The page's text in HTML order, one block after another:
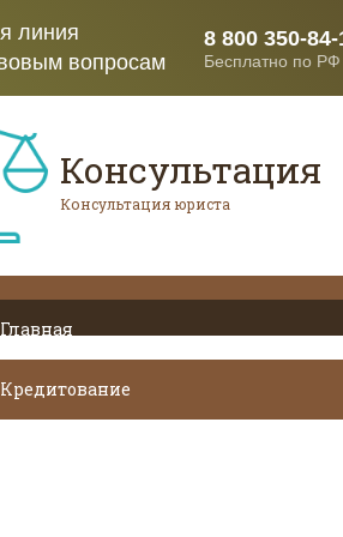
Консультация
Консультация юриста
Главная
Кредитование